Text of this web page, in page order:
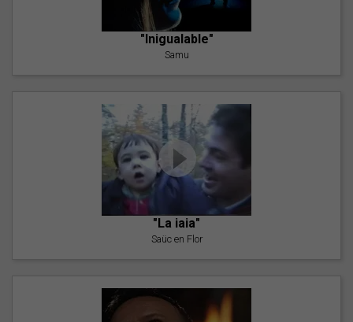
"Inigualable"
Samu
"La iaia"
Saüc en Flor